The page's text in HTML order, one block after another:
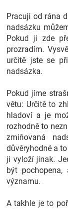
Hračkářství
Přihlášení
Pracuji od rána
nadsázku
Pokud ji zde
prozradím.
určitě jste se
nadsázka.
Pokud jíme
větu: Určitě to
hladoví a je
rozhodně to
zmiňovaná
důvěryhodné a
ji vyloží jinak.
být
významu.
A takhle je to